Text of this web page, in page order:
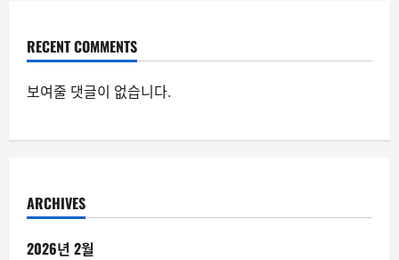
RECENT COMMENTS
보여줄 댓글이 없습니다.
ARCHIVES
2026년 2월